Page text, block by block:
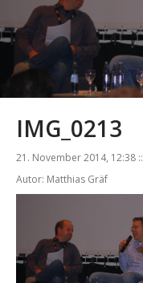
IMG_0213
21. November 2014, 12:38 ::
Autor: Matthias Gräf